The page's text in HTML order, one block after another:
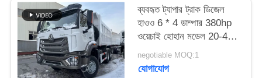
ম্যাপ
গোপনীয়তা
নীতি
ব্যবহৃত ট্যাপার ট্রাক ডিজেল
হাওও 6 * 4 ডাম্পার 380hp
ওয়েচাই হোহান মডেল 20-40
টন লোডিং ইউরো 3
negotiable MOQ:1
যোগাযোগ